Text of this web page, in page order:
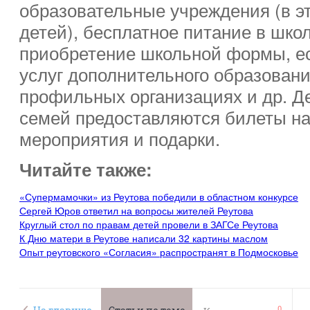
образовательные учреждения (в
детей), бесплатное питание в
приобретение школьной формы,
услуг дополнительного
профильных организациях и др.
семей предоставляются билеты
мероприятия и подарки.
Читайте также:
«Супермамочки» из Реутова победили в областном конкурсе
Сергей Юров ответил на вопросы жителей Реутова
Круглый стол по правам детей провели в ЗАГСе Реутова
К Дню матери в Реутове написали 32 картины маслом
Опыт реутовского «Согласия» распространят в Подмосковье